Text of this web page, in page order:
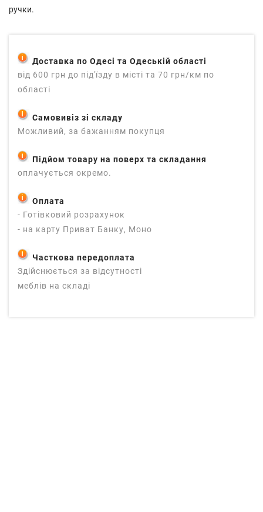
Доставка по Одесі та Одеській області
від 600 грн до під'їзду в місті та 70 грн/км по
області
Самовивіз зі складу
Можливий, за бажанням покупця
Підйом товару на поверх та складання
оплачується окремо.
Оплата
- Готівковий розрахунок
- на карту Приват Банку, Моно
Часткова передоплата
Здійснюється за відсутності
меблів на складі
ручки.